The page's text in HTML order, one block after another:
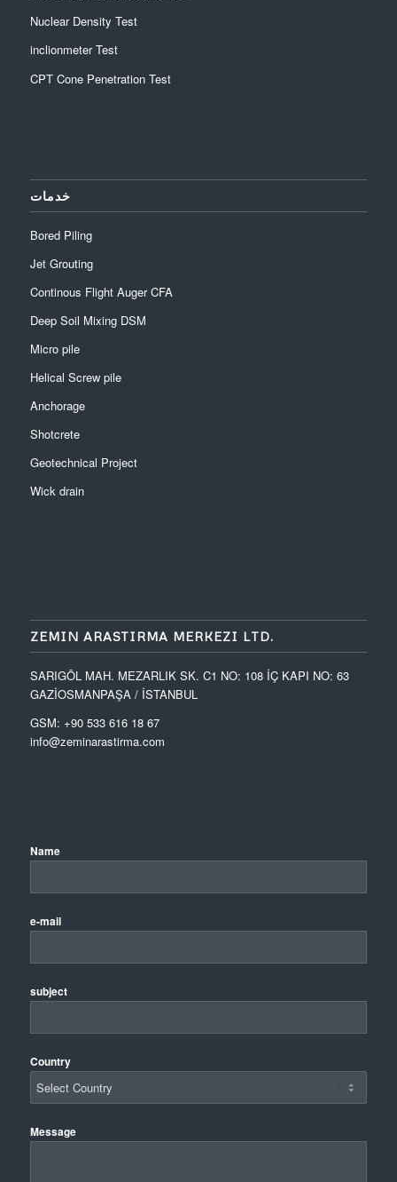
Nuclear Density Test
inclionmeter Test
CPT Cone Penetration Test
خدمات
Bored Piling
Jet Grouting
Continous Flight Auger CFA
Deep Soil Mixing DSM
Micro pile
Helical Screw pile
Anchorage
Shotcrete
Geotechnical Project
Wick drain
ZEMIN ARASTIRMA MERKEZI LTD.
SARIGÖL MAH. MEZARLIK SK. C1 NO: 108 İÇ KAPI NO: 63
GAZİOSMANPAŞA / İSTANBUL
GSM: +90 533 616 18 67
info@zeminarastirma.com
Name
e-mail
subject
Country
Message